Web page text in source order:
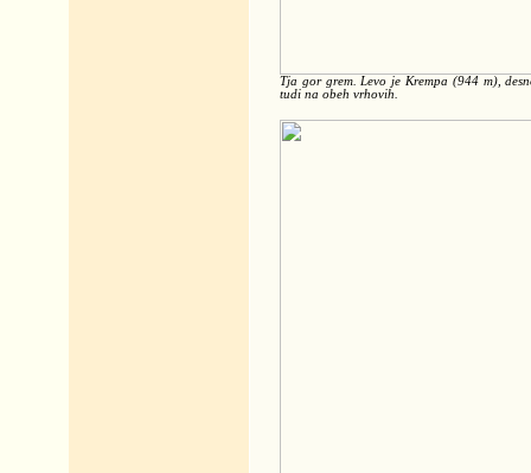
Tja gor grem. Levo je Krempa (944 m),
tudi na obeh vrhovih.